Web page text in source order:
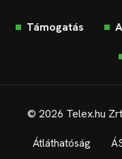
Támogatás
© 2026 Telex.hu
Átláthatóság